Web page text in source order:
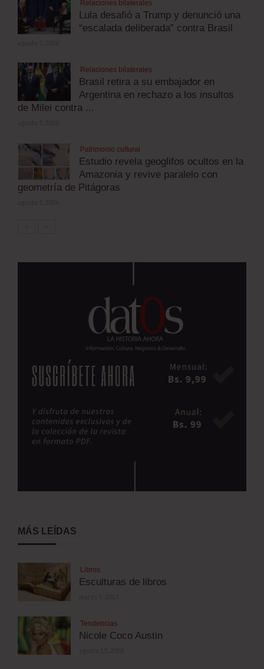
Relaciones bilaterales
Lula desafió a Trump y denunció una
“escalada deliberada” contra Brasil
Relaciones bilaterales
Brasil retira a su embajador en
Argentina en rechazo a los insultos
de Milei contra ...
Patrimonio cultural
Estudio revela geoglifos ocultos en la
Amazonia y revive paralelo con
geometría de Pitágoras
MÁS LEÍDAS
Libros
Esculturas de libros
Tendencias
Nicole Coco Austin